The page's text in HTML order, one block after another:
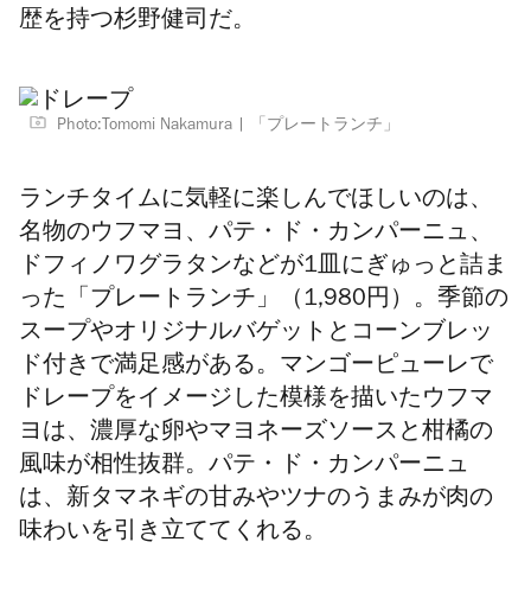
歴を持つ杉野健司だ。
Photo:Tomomi Nakamura 「プレートランチ」
ランチタイムに気軽に楽しんでほしいのは、
名物のウフマヨ、パテ・ド・カンパーニュ、
ドフィノワグラタンなどが1皿にぎゅっと詰ま
った「プレートランチ」（1,980円）。季節の
スープやオリジナルバゲットとコーンブレッ
ド付きで満足感がある。マンゴーピューレで
ドレープをイメージした模様を描いたウフマ
ヨは、濃厚な卵やマヨネーズソースと柑橘の
風味が相性抜群。 パテ・ド・カンパーニュ
は、新タマネギの甘みやツナのうまみが肉の
味わいを引き立ててくれる。